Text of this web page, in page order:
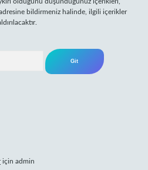
bildirmeniz halinde, ilgili içerikler
için admin